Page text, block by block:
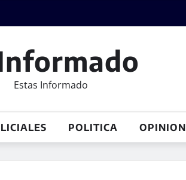
Estas Informado
POLITICA OPINION